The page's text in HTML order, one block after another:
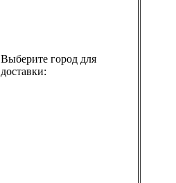
Выберите город для
доставки: